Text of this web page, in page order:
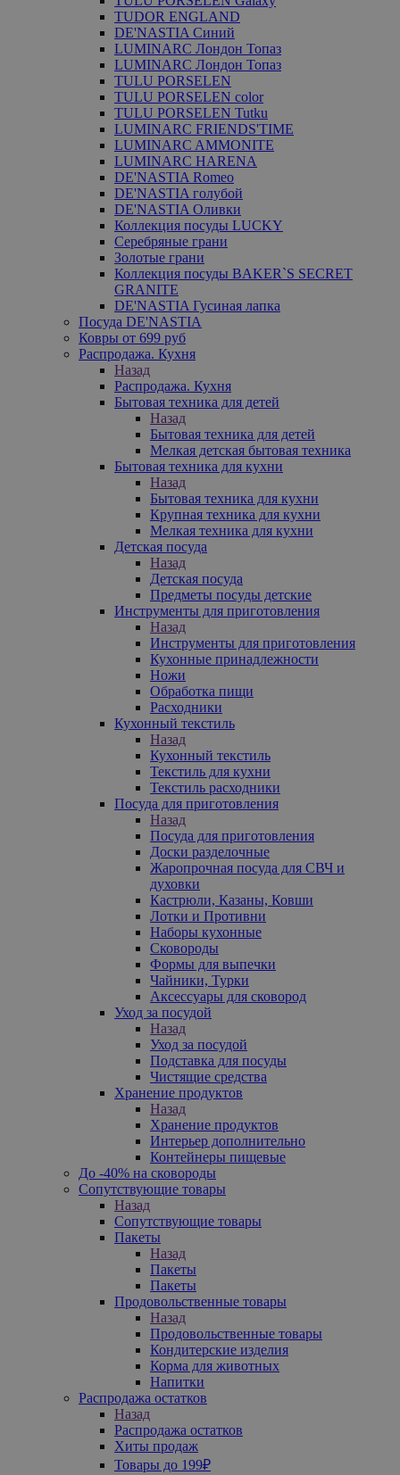
TUDOR ENGLAND
DE'NASTIA Синий
LUMINARC Лондон Топаз
LUMINARC Лондон Топаз
TULU PORSELEN
TULU PORSELEN color
TULU PORSELEN Tutku
LUMINARC FRIENDS'TIME
LUMINARC AMMONITE
LUMINARC HARENA
DE'NASTIA Romeo
DE'NASTIA голубой
DE'NASTIA Оливки
Коллекция посуды LUCKY
Серебряные грани
Золотые грани
Коллекция посуды BAKER`S SECRET
GRANITE
DE'NASTIA Гусиная лапка
Посуда DE'NASTIA
Ковры от 699 руб
Распродажа. Кухня
Назад
Распродажа. Кухня
Бытовая техника для детей
Назад
Бытовая техника для детей
Мелкая детская бытовая техника
Бытовая техника для кухни
Назад
Бытовая техника для кухни
Крупная техника для кухни
Мелкая техника для кухни
Детская посуда
Назад
Детская посуда
Предметы посуды детские
Инструменты для приготовления
Назад
Инструменты для приготовления
Кухонные принадлежности
Ножи
Обработка пищи
Расходники
Кухонный текстиль
Назад
Кухонный текстиль
Текстиль для кухни
Текстиль расходники
Посуда для приготовления
Назад
Посуда для приготовления
Доски разделочные
Жаропрочная посуда для СВЧ и
духовки
Кастрюли, Казаны, Ковши
Лотки и Противни
Наборы кухонные
Сковороды
Формы для выпечки
Чайники, Турки
Аксессуары для сковород
Уход за посудой
Назад
Уход за посудой
Подставка для посуды
Чистящие средства
Хранение продуктов
Назад
Хранение продуктов
Интерьер дополнительно
Контейнеры пищевые
До -40% на сковороды
Сопутствующие товары
Назад
Сопутствующие товары
Пакеты
Назад
Пакеты
Пакеты
Продовольственные товары
Назад
Продовольственные товары
Кондитерские изделия
Корма для животных
Напитки
Распродажа остатков
Назад
Распродажа остатков
Хиты продаж
Товары до 199₽